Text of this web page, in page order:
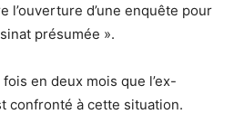
l’ouverture d’une enquête pour
présumée ».
en deux mois que l’ex-
confronté à cette situation.